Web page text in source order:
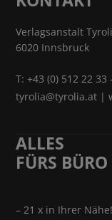
Verlagsanstalt
6020 Innsbruck
T:+43 (0) 512 22 33
tyrolia@tyrolia.at |
ALLES
FÜRS BÜRO
– 21 x in Ihrer Nähe!